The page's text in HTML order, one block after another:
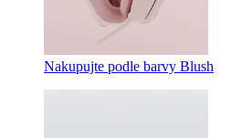
Nakupujte podle barvy Blush